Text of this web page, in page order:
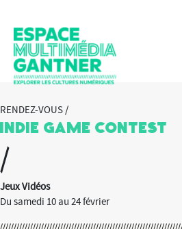
RENDEZ-VOUS /
Indie Game Contest
/
Jeux Vidéos
Du samedi 10 au 24 février